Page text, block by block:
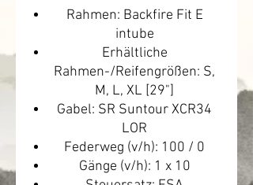
Rahmen: Backfire Fit E
intube
Erhältliche
Rahmen-/Reifengrößen: S,
M, L, XL [29"]
Gabel: SR Suntour XCR34
LOR
Federweg (v/h): 100 / 0
Gänge (v/h): 1 x 10